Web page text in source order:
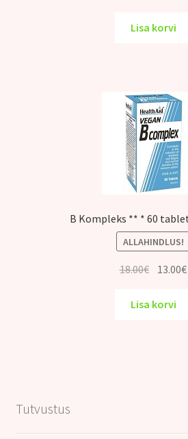
oli:
Lisa korvi
B Kompleks ** * 60
ALLAHINDLUS!
18.00€ Algne
oli:
13.00€
Lisa korvi
Tutvustus